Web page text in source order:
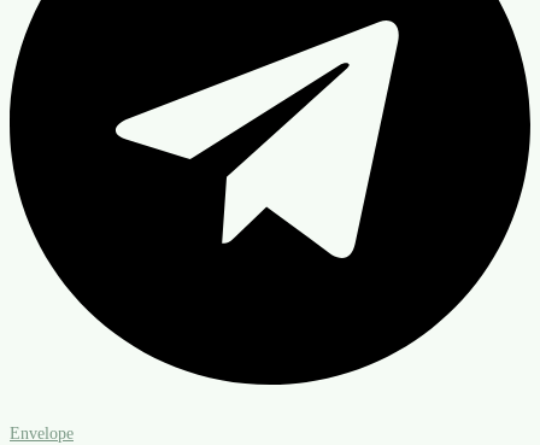
Envelope